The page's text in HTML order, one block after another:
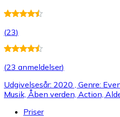
(23)
(23 anmeldelser)
Udgivelsesår: 2020 , Genre:
Musik, Åben verden, Action,
Priser